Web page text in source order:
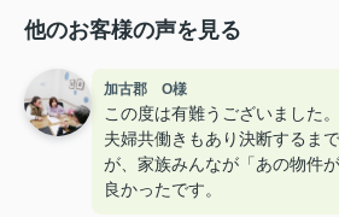
他のお客様の声を見る
加古郡 O様
この度は有難うございました。
夫婦共働きもあり決断するま
が、家族みんなが「あの物件
良かったです。